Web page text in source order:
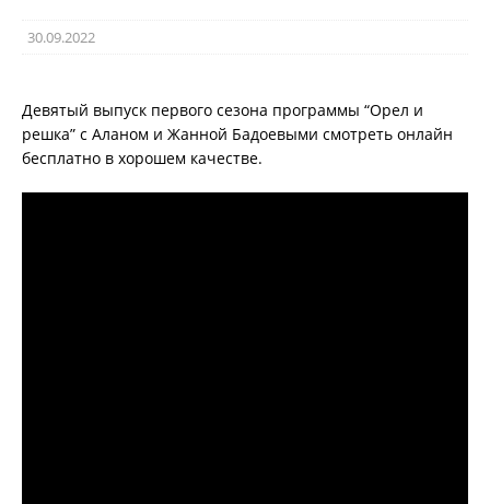
30.09.2022
Девятый выпуск первого сезона программы “Орел и
решка” с Аланом и Жанной Бадоевыми смотреть онлайн
бесплатно в хорошем качестве.